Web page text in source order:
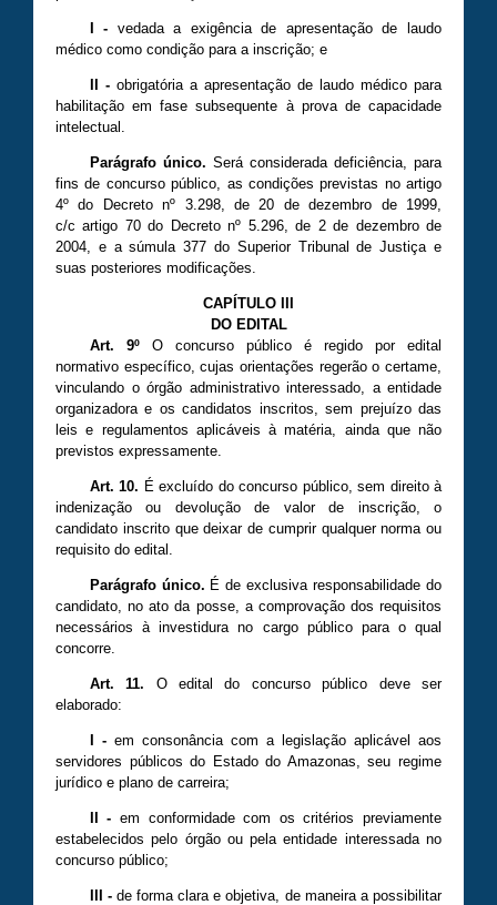
I - vedada a exigência de apresentação de laudo
médico como condição para a inscrição; e
II -obrigatória a apresentação de laudo médico para
habilitação em fase subsequente à prova de capacidade
intelectual.
Parágrafo único. Será considerada deficiência, para
fins de concurso público, as condições previstas no artigo
4º do Decreto nº 3.298, de 20 de dezembro de 1999,
c/c artigo 70 do Decreto nº 5.296, de 2 de dezembro de
2004, e a súmula 377 do Superior Tribunal de Justiça e
suas posteriores modificações.
CAPÍTULO III
DO EDITAL
Art. 9ºO concurso público é regido por edital
normativo específico, cujas orientações regerão o certame,
vinculando o órgão administrativo interessado, a entidade
organizadora e os candidatos inscritos, sem prejuízo das
leis e regulamentos aplicáveis à matéria, ainda que não
previstos expressamente.
Art. 10. É excluído do concurso público, sem direito à
indenização ou devolução de valor de inscrição, o
candidato inscrito que deixar de cumprir qualquer norma ou
requisito do edital.
Parágrafo único. É de exclusiva responsabilidade do
candidato, no ato da posse, a comprovação dos requisitos
necessários à investidura no cargo público para o qual
concorre.
Art. 11. O edital do concurso público deve ser
elaborado:
I -em consonância com a legislação aplicável aos
servidores públicos do Estado do Amazonas, seu regime
jurídico e plano de carreira;
II - em conformidade com os critérios previamente
estabelecidos pelo órgão ou pela entidade interessada no
concurso público;
III -de forma clara e objetiva, de maneira a possibilitar